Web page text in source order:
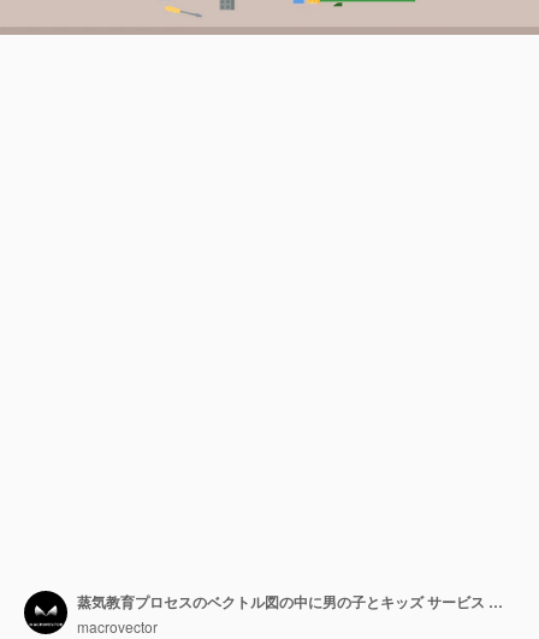
蒸気教育プロセスのベクトル図の中に男の子とキッズ サービス フラット コンセプト
macrovector